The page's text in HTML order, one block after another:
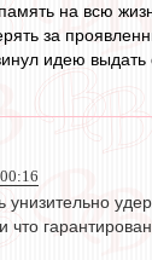
на всю
за
идею выдать
унизительно
что